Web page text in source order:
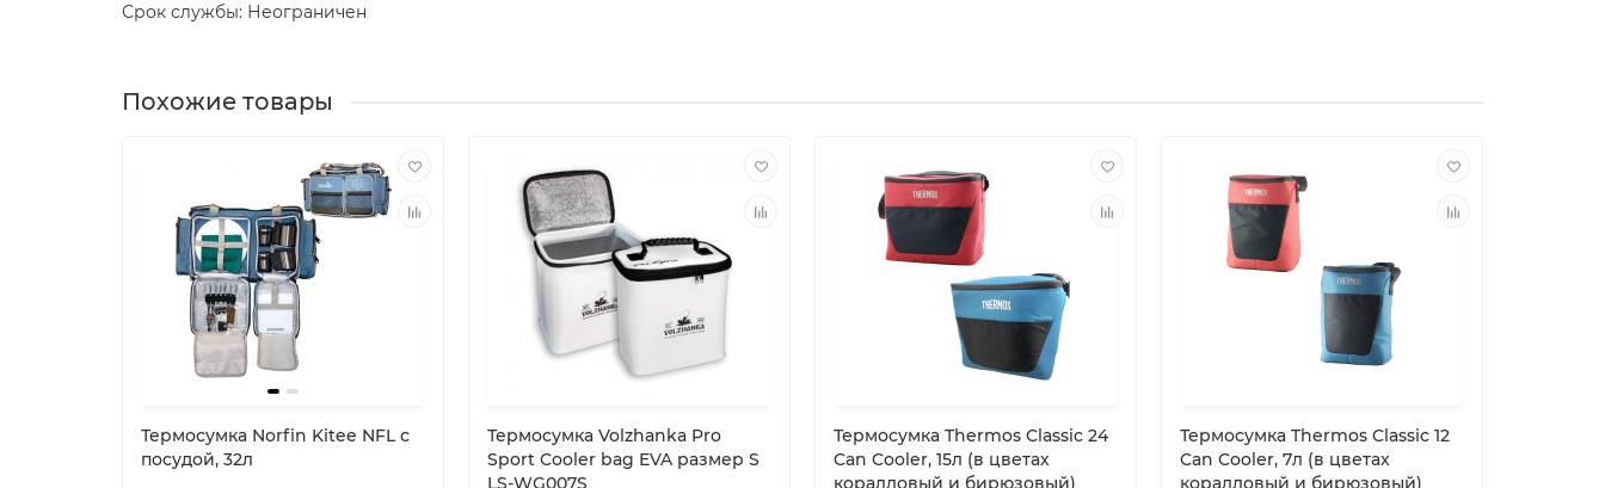
Срок службы: Неограничен
Похожие товары
Термосумка Norfin Kitee NFL с
посудой, 32л
Термосумка Volzhanka Pro
Sport Cooler bag EVA размер S
LS-WG007S
Термосумка Thermos Classic 24
Can Cooler, 15л (в цветах
коралловый и бирюзовый)
Термосумка Thermos Classic 12
Can Cooler, 7л (в цветах
коралловый и бирюзовый)